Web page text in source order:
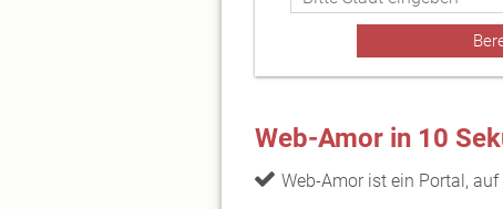
Web-Amor in 10
Web-Amor ist ein Portal,